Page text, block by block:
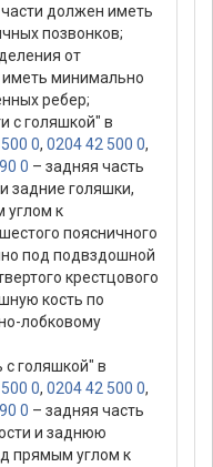
должен иметь
позвонков;
от
иметь минимально
ребер;
с голяшкой" в
0, 0204 42 500 0,
0 – задняя часть
задние голяшки,
углом к
поясничного
под подвздошной
крестцового
кость по
лобковому
с голяшкой" в
0, 0204 42 500 0,
0 – задняя часть
и заднюю
прямым углом к